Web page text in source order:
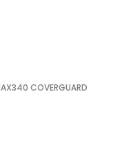
COVERGUARD